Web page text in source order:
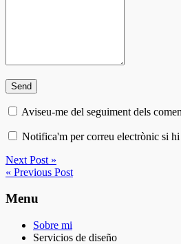
Aviseu-me del seguiment dels
Notifica'm per correu electrònic si hi
Next Post »
« Previous Post
Menu
Sobre mi
Servicios de diseño